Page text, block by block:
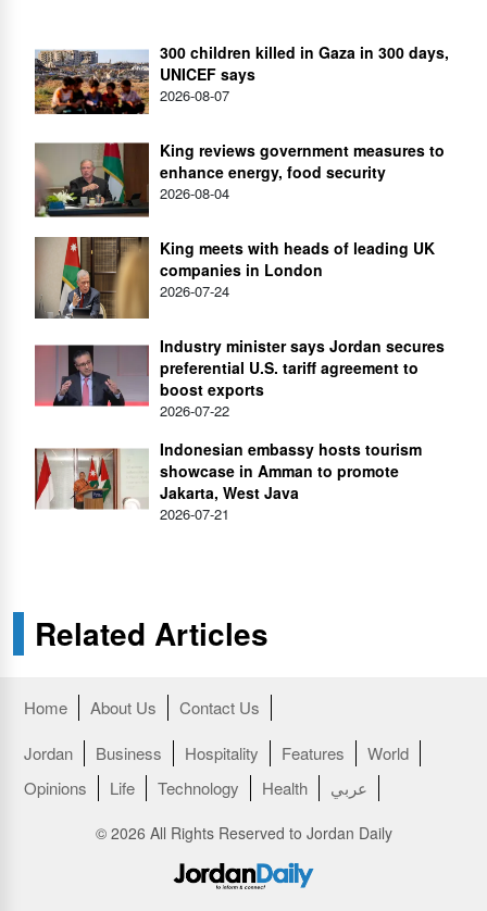
300 children killed in Gaza in 300 days,
UNICEF says
2026-08-07
King reviews government measures to
enhance energy, food security
2026-08-04
King meets with heads of leading UK
companies in London
2026-07-24
Industry minister says Jordan secures
preferential U.S. tariff agreement to
boost exports
2026-07-22
Indonesian embassy hosts tourism
showcase in Amman to promote
Jakarta, West Java
2026-07-21
Related Articles
Home About Us
Contact Us
Jordan
Business Hospitality Features
World
Opinions
Life Technology Health عربي
© 2026 All Rights Reserved to Jordan Daily